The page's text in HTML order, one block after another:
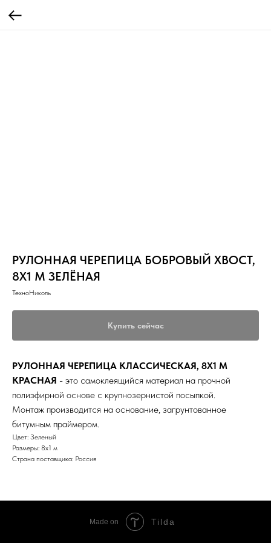
РУЛОННАЯ ЧЕРЕПИЦА БОБРОВЫЙ ХВОСТ,
8Х1 М ЗЕЛЁНАЯ
ТехноНиколь
Купить сейчас
РУЛОННАЯ ЧЕРЕПИЦА КЛАССИЧЕСКАЯ, 8Х1 М
КРАСНАЯ - это самоклеящийся материал на прочной
полиэфирной основе с крупнозернистой посыпкой.
Монтаж производится на основание, загрунтованное
битумным праймером.
Цвет: Зеленый
Размеры: 8х1 м
Страна поставщика: Россия
Made on Tilda